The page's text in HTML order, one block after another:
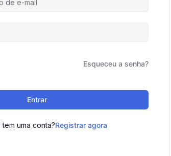
Esqueceu a senha?
Entrar
uma conta?Registrar agora